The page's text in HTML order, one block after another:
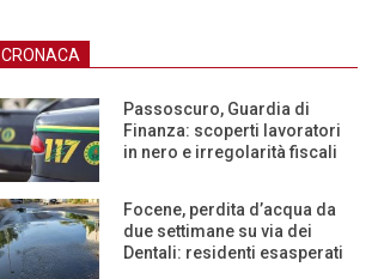
CRONACA
Passoscuro, Guardia di
Finanza: scoperti lavoratori
in nero e irregolarità fiscali
Focene, perdita d’acqua da
due settimane su via dei
Dentali: residenti esasperati